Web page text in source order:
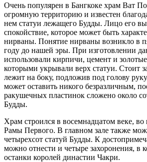
Очень популярен в Бангкоке храм Ват
огромную территорию и известен
нем статуи лежащего Будды. Лицо его
спокойствие, которое может быть
нирваны. Понятие нирваны возникло в
году до нашей эры. При изготовлении
использовали кирпичи, цемент и
которыми укрывали верх статуи. Стоит
лежит на боку, подложив под голову
может оставить никого безразличным,
ракушечных пластинок сложено около
Будды.
Храм строился в восемнадцатом веке, во
Рамы Первого. В главном зале также
четырехсот статуй Будды. К
можно отнести и четыре захоронения, в
останки королей династии Чакри.